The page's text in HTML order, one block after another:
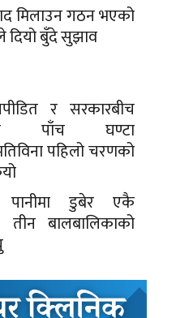
मिलाउन गठन भएको
दियो बुँदे सुझाव
र सरकारबीच
पाँच घण्टा
पहिलो चरणको
पानीमा डुबेर एकै
तीन बालबालिकाको